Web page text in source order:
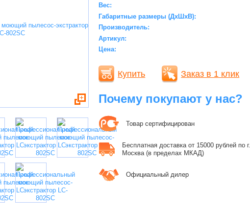
Вес:
Габаритные размеры (ДхШхВ):
Производитель:
Артикул:
Цена:
Купить Заказ в 1 клик
Почему покупают у нас?
Товар сертифицирован
Бесплатная доставка от 15000 рублей по г.
Москва (в пределах МКАД)
Официальный дилер